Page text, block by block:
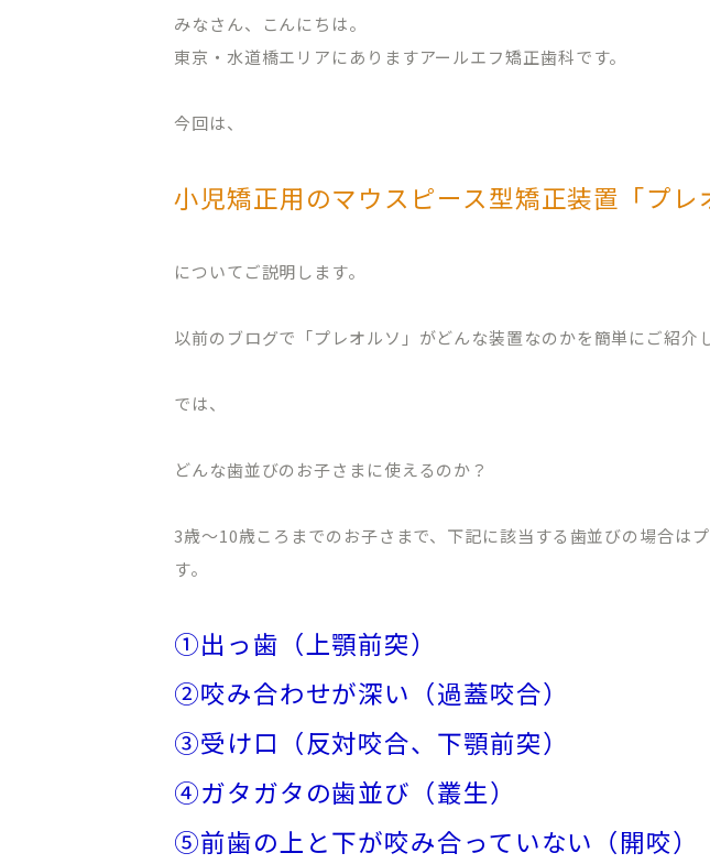
みなさん、こんにちは。
東京・水道橋エリアにありますアールエフ矯正歯科です。
今回は、
小児矯正用のマウスピース型矯正装置「プレ
についてご説明します。
以前のブログで「プレオルソ」がどんな装置なのかを簡単にご紹介
では、
どんな歯並びのお子さまに使えるのか？
3歳〜10歳ころまでのお子さまで、下記に該当する歯並びの場合は
す。
①出っ歯（上顎前突）
②咬み合わせが深い（過蓋咬合）
③受け口（反対咬合、下顎前突）
④ガタガタの歯並び（叢生）
⑤前歯の上と下が咬み合っていない（開咬）